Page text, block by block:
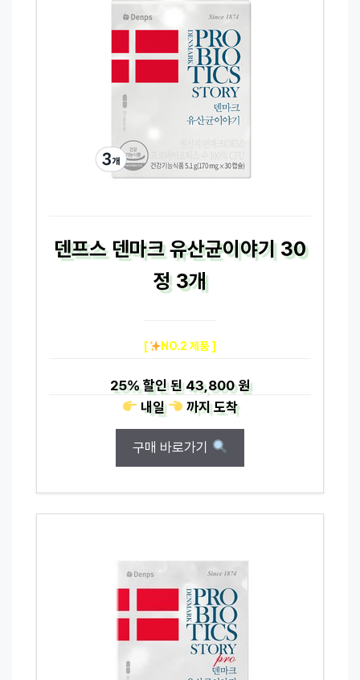
덴프스 덴마크 유산균이야기 30
정 3개
[ NO.2 제품 ]
25%할인 된43,800 원
내일
까지도착
구매 바로가기